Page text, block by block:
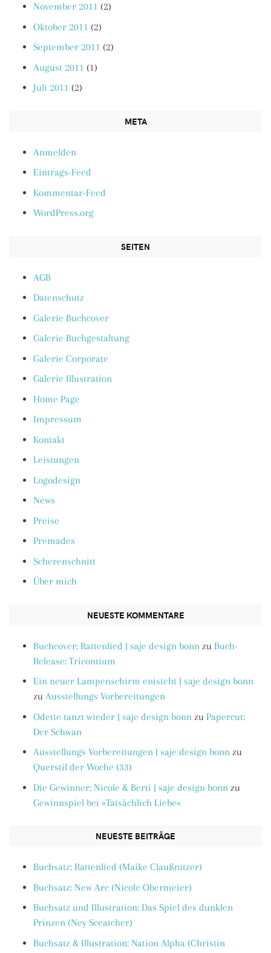
November 2011 (2)
Oktober 2011 (2)
September 2011 (2)
August 2011 (1)
Juli 2011 (2)
META
Anmelden
Eintrags-Feed
Kommentar-Feed
WordPress.org
SEITEN
AGB
Datenschutz
Galerie Buchcover
Galerie Buchgestaltung
Galerie Corporate
Galerie Illustration
Home Page
Impressum
Kontakt
Leistungen
Logodesign
News
Preise
Premades
Scherenschnitt
Über mich
NEUESTE KOMMENTARE
Buchcover: Rattenlied | saje design bonn zu Buch-
Release: Tricontium
Ein neuer Lampenschirm entsteht | saje design bonn
zu Ausstellungs Vorbereitungen
Odette tanzt wieder | saje design bonn zu Papercut:
Der Schwan
Ausstellungs Vorbereitungen | saje design bonn zu
Querstil der Woche (33)
Die Gewinner: Nicole & Berti | saje design bonn zu
Gewinnspiel bei »Tatsächlich Liebe«
NEUESTE BEITRÄGE
Buchsatz: Rattenlied (Maike Claußnitzer)
Buchsatz: New Arc (Nicole Obermeier)
Buchsatz und Illustration: Das Spiel des dunklen
Prinzen (Ney Sceatcher)
Buchsatz & Illustration: Nation Alpha (Christin